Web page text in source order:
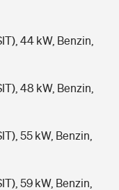
44 kW, Benzin,
48 kW, Benzin,
55 kW, Benzin,
59 kW, Benzin,